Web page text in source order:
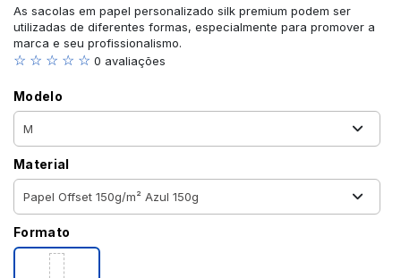
As sacolas em papel personalizado silk premium podem ser
utilizadas de diferentes formas, especialmente para promover a
marca e seu profissionalismo.
☆ ☆ ☆ ☆ ☆ 0 avaliações
Modelo
Material
Formato